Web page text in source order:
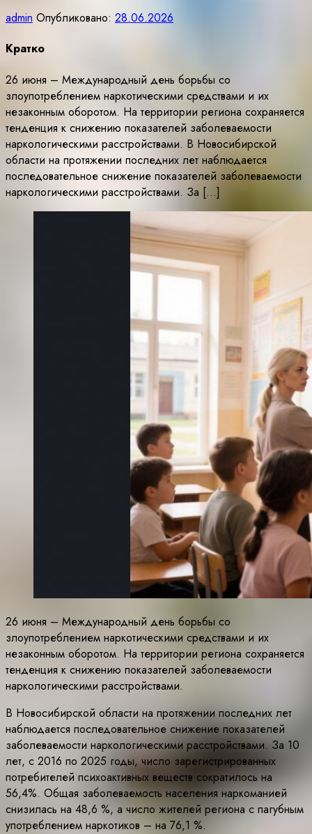
admin Опубликовано: 28.06.2026
Кратко
26 июня – Международный день борьбы со
злоупотреблением наркотическими средствами и их
незаконным оборотом. На территории региона сохраняется
тенденция к снижению показателей заболеваемости
наркологическими расстройствами. В Новосибирской
области на протяжении последних лет наблюдается
последовательное снижение показателей заболеваемости
наркологическими расстройствами. За […]
26 июня – Международный день борьбы со
злоупотреблением наркотическими средствами и их
незаконным оборотом. На территории региона сохраняется
тенденция к снижению показателей заболеваемости
наркологическими расстройствами.
В Новосибирской области на протяжении последних лет
наблюдается последовательное снижение показателей
заболеваемости наркологическими расстройствами. За 10
лет, с 2016 по 2025 годы, число зарегистрированных
потребителей психоактивных веществ сократилось на
56,4%. Общая заболеваемость населения наркоманией
снизилась на 48,6 %, а число жителей региона с пагубным
употреблением наркотиков – на 76,1 %.